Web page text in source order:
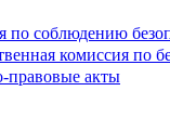
по соблюдению
комиссия по
правовые акты